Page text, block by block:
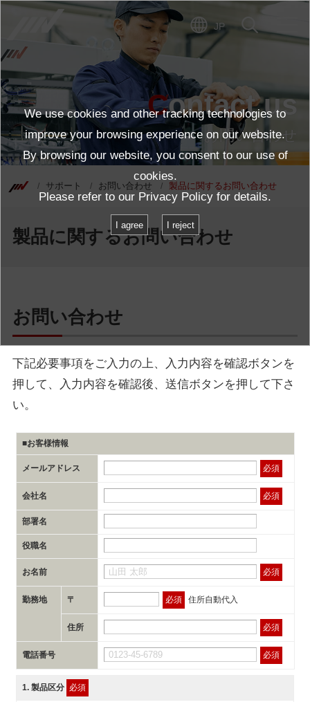
JP
Contact us
お問い合わせ
サポート お問い合わせ 製品に関するお問い合わせ
製品に関するお問い合わせ
お問い合わせ
下記必要事項をご入力の上、入力内容を確認ボタンを
押して、入力内容を確認後、送信ボタンを押して下さ
い。
■お客様情報
メールアドレス 必須
会社名 必須
部署名
役職名
お名前 必須
勤務地 〒 必須 住所自動代入
住所 必須
電話番号 必須
1. 製品区分 必須
We use cookies and other tracking technologies to
improve your browsing experience on our website.
By browsing our website, you consent to our use of
cookies.
Please refer to our Privacy Policy for details.
I agree I reject